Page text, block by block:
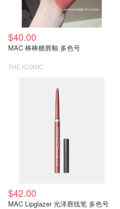
$40.00
MAC 棒棒糖唇釉 多色号
THE ICONIC
$42.00
MAC Lipglazer 光泽唇线笔 多色号